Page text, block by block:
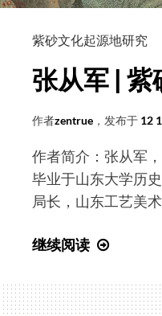
紫砂文化起源地研究
张从军 |
作者zentrue ，发布于 12
作者简介：张从军
毕业于山东大学历
局长，山东工艺美
继续阅读
军
|